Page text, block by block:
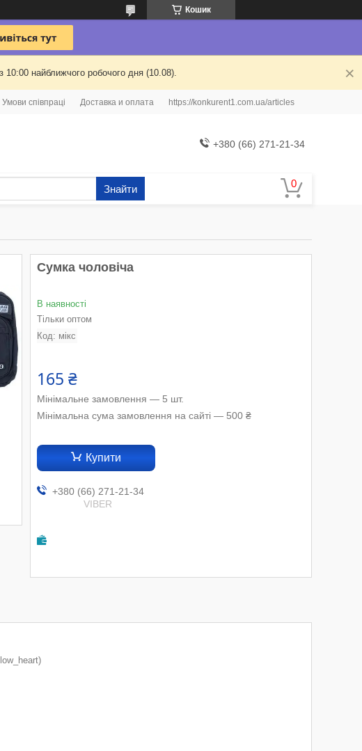
Кошик
10:00 найближчого робочого дня (10.08).
Умови співпраці Доставка и оплата https://konkurent1.com.ua/articles
+380 (66) 271-21-34
Знайти
Сумка чоловіча
В наявності
Тільки оптом
Код: мікс
165 ₴
Мінімальне замовлення — 5 шт.
Мінімальна сума замовлення на сайті — 500 ₴
Купити
+380 (66) 271-21-34
VIBER